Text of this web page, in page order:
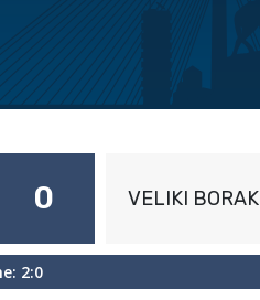
0 VELIKI BORAK
2:0